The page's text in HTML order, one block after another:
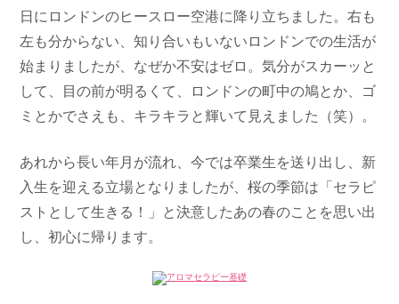
日にロンドンのヒースロー空港に降り立ちました。右も
左も分からない、知り合いもいないロンドンでの生活が
始まりましたが、なぜか不安はゼロ。気分がスカーッと
して、目の前が明るくて、ロンドンの町中の鳩とか、ゴ
ミとかでさえも、キラキラと輝いて見えました（笑）。
あれから長い年月が流れ、今では卒業生を送り出し、新
入生を迎える立場となりましたが、桜の季節は「セラピ
ストとして生きる！」と決意したあの春のことを思い出
し、初心に帰ります。